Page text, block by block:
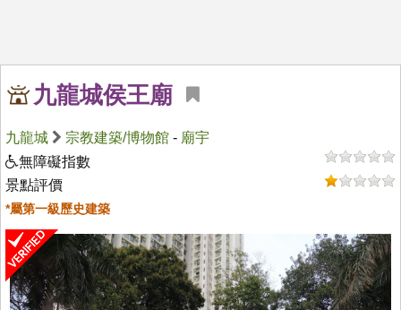
九龍城侯王廟
九龍城 宗教建築/博物館 - 廟宇
無障礙指數
景點評價
*屬第一級歷史建築